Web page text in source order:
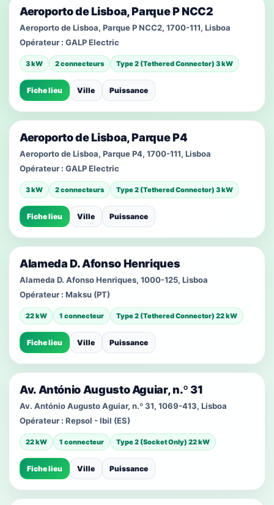
Aeroporto de Lisboa, Parque P NCC2
Aeroporto de Lisboa, Parque P NCC2, 1700-111, Lisboa
Opérateur : GALP Electric
3 kW 2 connecteurs Type 2 (Tethered Connector) 3 kW
Fiche lieu Ville Puissance
Aeroporto de Lisboa, Parque P4
Aeroporto de Lisboa, Parque P4, 1700-111, Lisboa
Opérateur : GALP Electric
3 kW 2 connecteurs Type 2 (Tethered Connector) 3 kW
Fiche lieu Ville Puissance
Alameda D. Afonso Henriques
Alameda D. Afonso Henriques, 1000-125, Lisboa
Opérateur : Maksu (PT)
22 kW 1 connecteur Type 2 (Tethered Connector) 22 kW
Fiche lieu Ville Puissance
Av. António Augusto Aguiar, n.º 31
Av. António Augusto Aguiar, n.º 31, 1069-413, Lisboa
Opérateur : Repsol - Ibil (ES)
22 kW 1 connecteur Type 2 (Socket Only) 22 kW
Fiche lieu Ville Puissance